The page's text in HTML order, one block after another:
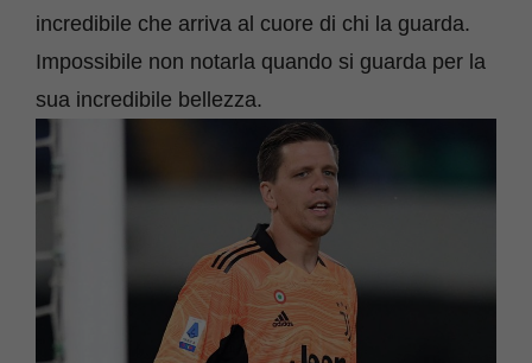
incredibile che arriva al cuore di chi la guarda.
Impossibile non notarla quando si guarda per la
sua incredibile bellezza.